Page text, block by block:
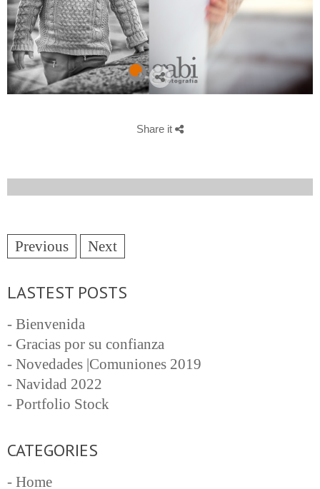
Share it
Previous Next
LASTEST POSTS
- Bienvenida
- Gracias por su confianza
- Novedades |Comuniones 2019
- Navidad 2022
- Portfolio Stock
CATEGORIES
- Home